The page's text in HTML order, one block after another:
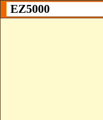
EZ5000